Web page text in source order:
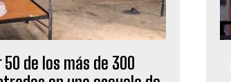
de los más de 300